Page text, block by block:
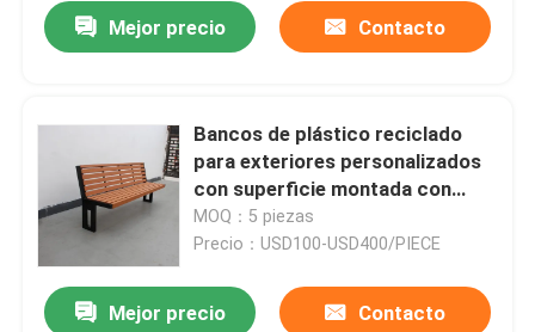
Mejor precio Contacto
Bancos de plástico reciclado
para exteriores personalizados
con superficie montada con
marco de acero suave
MOQ：5 piezas
Precio：USD100-USD400/PIECE
Mejor precio Contacto